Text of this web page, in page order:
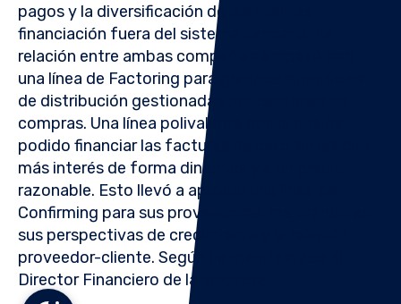
pagos y la diversificación de las fuentes
financiación fuera del sistema bancario. La
relación entre ambas compañías empezó con
una línea de Factoring para grandes superficies
de distribución gestionadas por centrales de
compras. Una línea polivalente con la que ha
podido financiar las facturas de los clientes con
más interés de forma dinámica y a un precio
razonable. Esto llevó a aprobar una línea de
Confirming para sus proveedores, mejorando así
sus perspectivas de crecimiento y la relación
proveedor-cliente. Según ha manifestado el
Director Financiero de la empresa: